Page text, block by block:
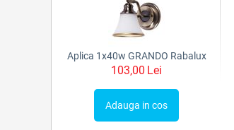
Aplica 1x40w GRANDO Rabalux
103,00 Lei
Adauga in cos